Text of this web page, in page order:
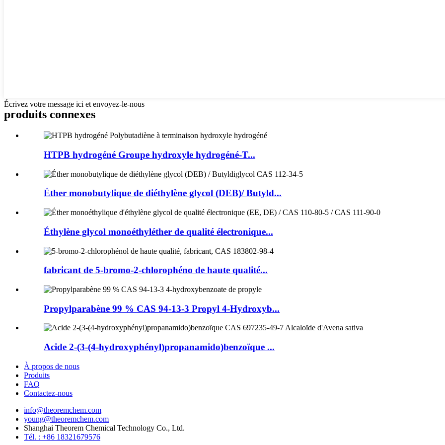
Écrivez votre message ici et envoyez-le-nous
produits connexes
HTPB hydrogéné Groupe hydroxyle hydrogéné-T...
Éther monobutylique de diéthylène glycol (DEB)/ Butyld...
Éthylène glycol monoéthyléther de qualité électronique...
fabricant de 5-bromo-2-chlorophéno de haute qualité...
Propylparabène 99 % CAS 94-13-3 Propyl 4-Hydroxyb...
Acide 2-(3-(4-hydroxyphényl)propanamido)benzoïque ...
À propos de nous
Produits
FAQ
Contactez-nous
info@theoremchem.com
young@theoremchem.com
Shanghai Theorem Chemical Technology Co., Ltd.
Tél. : +86 18321679576